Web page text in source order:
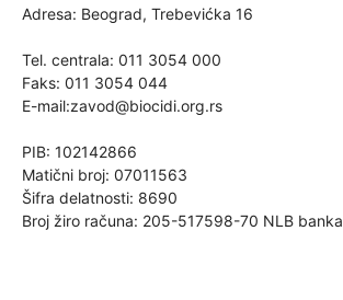
Adresa: Beograd, Trebevićka 16
Tel. centrala: 011 3054 000
Faks: 011 3054 044
E-mail:zavod@biocidi.org.rs
PIB: 102142866
Matični broj: 07011563
Šifra delatnosti: 8690
Broj žiro računa: 205-517598-70 NLB banka